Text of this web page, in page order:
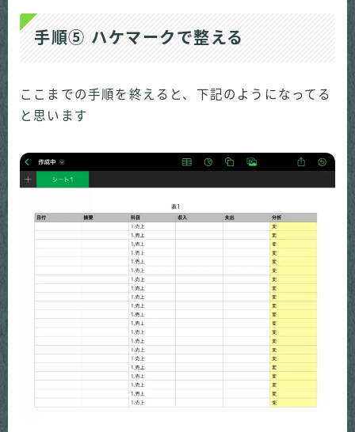
手順⑤ ハケマークで整える
ここまでの手順を終えると、下記のようになってる
と思います